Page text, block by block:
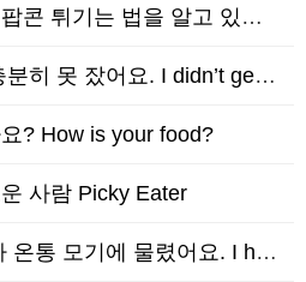
을 알고 있어요. I know how to micr…
잤어요. I didn’t get enough sleep…
? How is your food?
사람 Picky Eater
에 물렸어요. I have mosquito bites…